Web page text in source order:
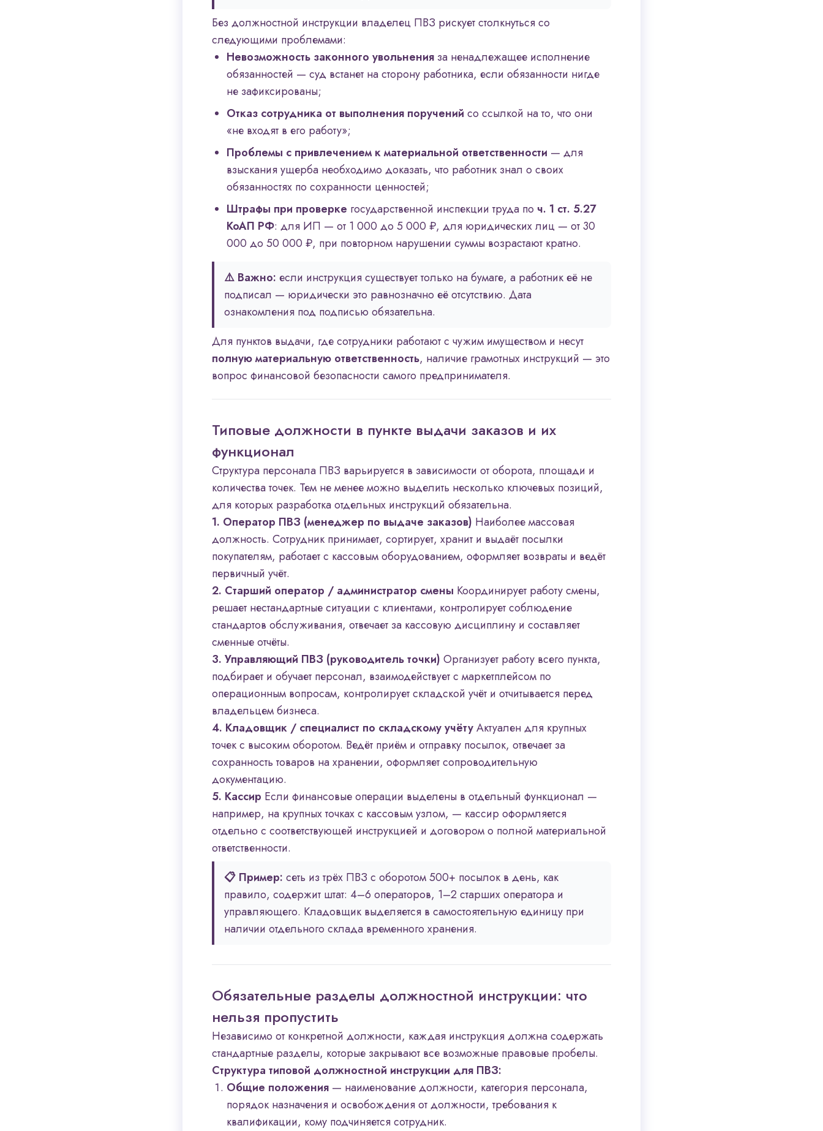
Без должностной инструкции владелец ПВЗ рискует столкнуться со
следующими проблемами:
Невозможность законного увольнения за ненадлежащее исполнение
обязанностей — суд встанет на сторону работника, если обязанности нигде
не зафиксированы;
Отказ сотрудника от выполнения поручений со ссылкой на то, что они
«не входят в его работу»;
Проблемы с привлечением к материальной ответственности — для
взыскания ущерба необходимо доказать, что работник знал о своих
обязанностях по сохранности ценностей;
Штрафы при проверке государственной инспекции труда по ч. 1 ст. 5.27
КоАП РФ: для ИП — от 1 000 до 5 000 ₽, для юридических лиц — от 30
000 до 50 000 ₽, при повторном нарушении суммы возрастают кратно.
⚠️ Важно: если инструкция существует только на бумаге, а работник её не
подписал — юридически это равнозначно её отсутствию. Дата
ознакомления под подписью обязательна.
Для пунктов выдачи, где сотрудники работают с чужим имуществом и несут
полную материальную ответственность, наличие грамотных инструкций — это
вопрос финансовой безопасности самого предпринимателя.
Типовые должности в пункте выдачи заказов и их
функционал
Структура персонала ПВЗ варьируется в зависимости от оборота, площади и
количества точек. Тем не менее можно выделить несколько ключевых позиций,
для которых разработка отдельных инструкций обязательна.
1. Оператор ПВЗ (менеджер по выдаче заказов) Наиболее массовая
должность. Сотрудник принимает, сортирует, хранит и выдаёт посылки
покупателям, работает с кассовым оборудованием, оформляет возвраты и ведёт
первичный учёт.
2. Старший оператор / администратор смены Координирует работу смены,
решает нестандартные ситуации с клиентами, контролирует соблюдение
стандартов обслуживания, отвечает за кассовую дисциплину и составляет
сменные отчёты.
3. Управляющий ПВЗ (руководитель точки) Организует работу всего пункта,
подбирает и обучает персонал, взаимодействует с маркетплейсом по
операционным вопросам, контролирует складской учёт и отчитывается перед
владельцем бизнеса.
4. Кладовщик / специалист по складскому учётуАктуален для крупных
точек с высоким оборотом. Ведёт приём и отправку посылок, отвечает за
сохранность товаров на хранении, оформляет сопроводительную
документацию.
5. Кассир Если финансовые операции выделены в отдельный функционал —
например, на крупных точках с кассовым узлом, — кассир оформляется
отдельно с соответствующей инструкцией и договором о полной материальной
ответственности.
📋 Пример: сеть из трёх ПВЗ с оборотом 500+ посылок в день, как
правило, содержит штат: 4–6 операторов, 1–2 старших оператора и
управляющего. Кладовщик выделяется в самостоятельную единицу при
наличии отдельного склада временного хранения.
Обязательные разделы должностной инструкции: что
нельзя пропустить
Независимо от конкретной должности, каждая инструкция должна содержать
стандартные разделы, которые закрывают все возможные правовые пробелы.
Структура типовой должностной инструкции для ПВЗ:
Общие положения — наименование должности, категория персонала,
порядок назначения и освобождения от должности, требования к
квалификации, кому подчиняется сотрудник.